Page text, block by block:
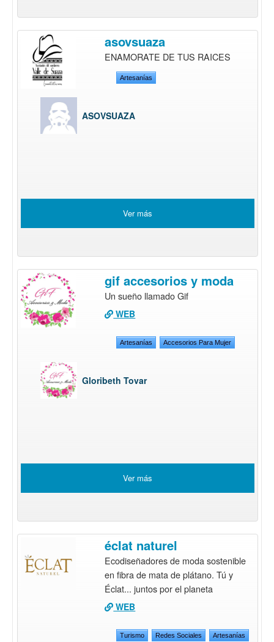
asovsuaza
ENAMORATE DE TUS RAICES
Artesanías
ASOVSUAZA
Ver más
gif accesorios y moda
Un sueño llamado Gif
WEB
Artesanías Accesorios Para Mujer
Gloribeth Tovar
Ver más
éclat naturel
Ecodiseñadores de moda sostenible
en fibra de mata de plátano. Tú y
Éclat... juntos por el planeta
WEB
Turismo Redes Sociales Artesanías